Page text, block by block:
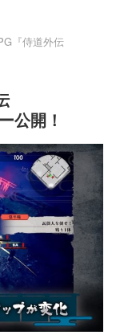
『侍道外伝
公開！